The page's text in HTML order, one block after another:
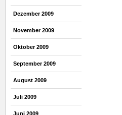
Dezember 2009
November 2009
Oktober 2009
September 2009
August 2009
Juli 2009
Juni 2009